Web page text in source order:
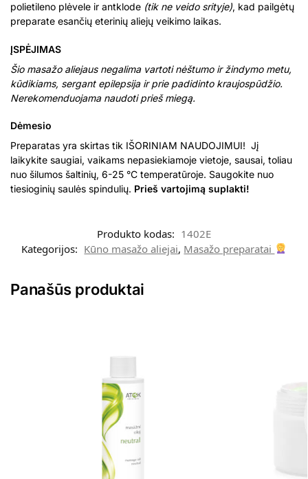
polietileno plėvele ir antklode (tik ne veido srityje), kad pailgėtų
preparate esančių eterinių aliejų veikimo laikas.
ĮSPĖJIMAS
Šio masažo aliejaus negalima vartoti nėštumo ir žindymo metu,
kūdikiams, sergant epilepsija ir prie padidinto kraujospūdžio.
Nerekomenduojama naudoti prieš miegą.
Dėmesio
Preparatas yra skirtas tik IŠORINIAM NAUDOJIMUI! Jį
laikykite saugiai, vaikams nepasiekiamoje vietoje, sausai, toliau
nuo šilumos šaltinių, 6-25 °C temperatūroje. Saugokite nuo
tiesioginių saulės spindulių. Prieš vartojimą suplakti!
Produkto kodas: 1402E
Kategorijos: Kūno masažo aliejai, Masažo preparatai
Panašūs produktai